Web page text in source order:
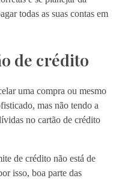
todas as suas contas em
de crédito
uma compra ou mesmo
mas não tendo a
no cartão de crédito
de crédito não está de
isso, boa parte das